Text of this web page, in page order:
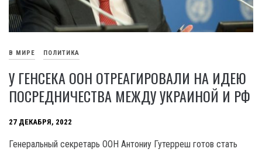
В МИРЕ ПОЛИТИКА
У ГЕНСЕКА ООН ОТРЕАГИРОВАЛИ НА ИДЕЮ
ПОСРЕДНИЧЕСТВА МЕЖДУ УКРАИНОЙ И РФ
27 ДЕКАБРЯ, 2022
Генеральный секретарь ООН Антониу Гутерреш готов стать